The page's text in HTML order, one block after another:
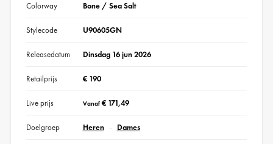
Colorway Bone / Sea Salt
Stylecode U90605GN
Releasedatum Dinsdag 16 jun 2026
Retailprijs € 190
Live prijs Vanaf€ 171,49
Doelgroep Heren Dames